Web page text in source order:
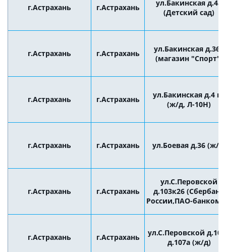
г.Астрахань г.Астрахань
ул.Бакинская д.4а
(Детский сад)
г.Астрахань г.Астрахань
ул.Бакинская д.36б
(магазин "Спорт")
г.Астрахань г.Астрахань
ул.Бакинская д.4 к2
(ж/д, Л-10Н)
г.Астрахань г.Астрахань ул.Боевая д.36 (ж/д)
г.Астрахань г.Астрахань
ул.С.Перовской
д.103к26 (Сбербанк
России,ПАО-
г.Астрахань г.Астрахань
ул.С.Перовской
д.107а (ж/д)